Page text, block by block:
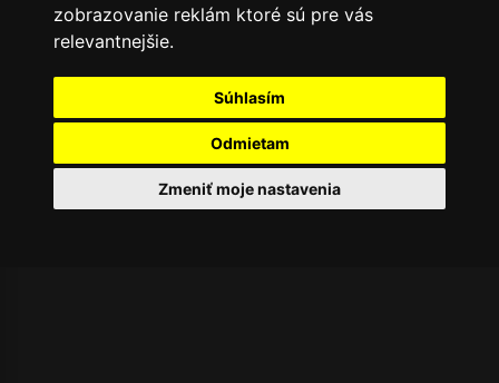
zobrazovanie reklám ktoré sú pre vás
relevantnejšie.
Súhlasím
Odmietam
Zmeniť moje nastavenia